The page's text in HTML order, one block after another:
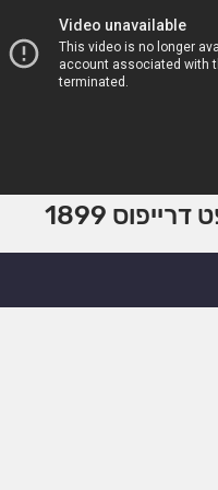
1899